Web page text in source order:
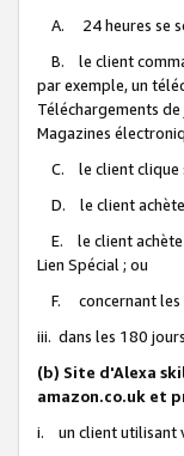
A. 24 heures se
B. le client
par exemple, un
Téléchargements de
Magazines
C. le client clique
D. le client achète
E. le client achète
Lien Spécial ; ou
F. concernant les
iii. dans les 180
(b) Site d'Alexa
amazon.co.uk et
i. un client utilisant